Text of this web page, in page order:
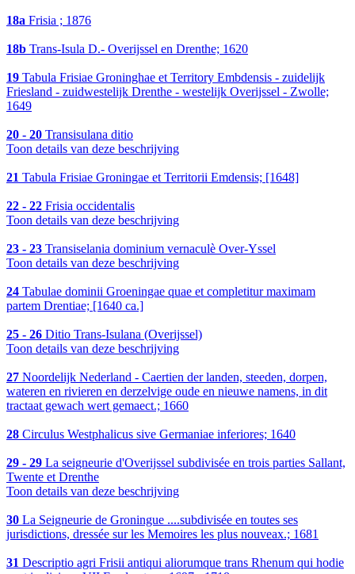
18a Frisia ; 1876
18b Trans-Isula D.- Overijssel en Drenthe; 1620
19 Tabula Frisiae Groninghae et Territory Embdensis - zuidelijk
Friesland - zuidwestelijk Drenthe - westelijk Overijssel - Zwolle;
1649
20 - 20 Transisulana ditio
Toon details van deze beschrijving
21 Tabula Frisiae Groningae et Territorii Emdensis; [1648]
22 - 22 Frisia occidentalis
Toon details van deze beschrijving
23 - 23 Transiselania dominium vernaculè Over-Yssel
Toon details van deze beschrijving
24 Tabulae dominii Groeningae quae et completitur maximam
partem Drentiae; [1640 ca.]
25 - 26 Ditio Trans-Isulana (Overijssel)
Toon details van deze beschrijving
27 Noordelijk Nederland - Caertien der landen, steeden, dorpen,
wateren en rivieren en derzelvige oude en nieuwe namens, in dit
tractaat gewach wert gemaect.; 1660
28 Circulus Westphalicus sive Germaniae inferiores; 1640
29 - 29 La seigneurie d'Overijssel subdivisée en trois parties Sallant,
Twente et Drenthe
Toon details van deze beschrijving
30 La Seigneurie de Groningue ....subdivisée en toutes ses
jurisdictions, dressée sur les Memoires les plus nouveax.; 1681
31 Descriptio agri Frisii antiqui aliorumque trans Rhenum qui hodie